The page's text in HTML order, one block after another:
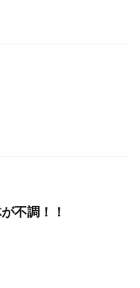
不調！！